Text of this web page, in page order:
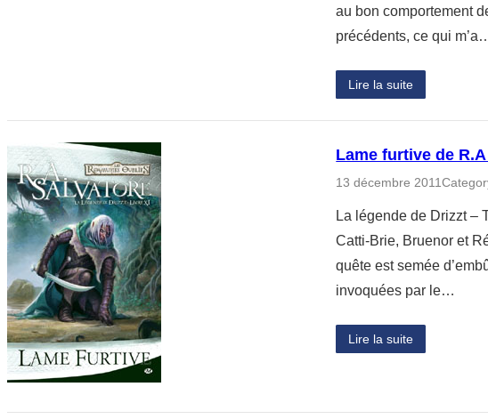
au bon comportement
précédents, ce qui
Lire la suite
Lame furtive de
13 décembre 2011
La légende de Drizzt –
Catti-Brie, Bruenor et
quête est semée
invoquées par le…
Lire la suite